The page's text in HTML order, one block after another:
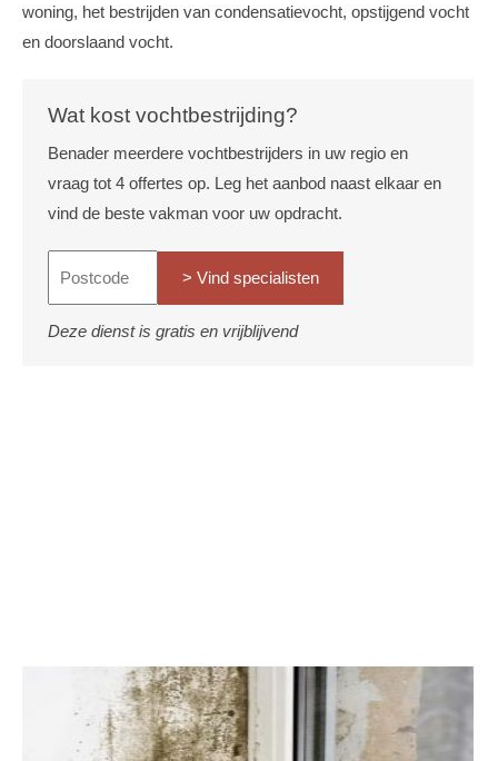
woning, het bestrijden van condensatievocht, opstijgend vocht
en doorslaand vocht.
Wat kost vochtbestrijding?
Benader meerdere vochtbestrijders in uw regio en
vraag tot 4 offertes op. Leg het aanbod naast elkaar en
vind de beste vakman voor uw opdracht.
> Vind specialisten
Deze dienst is gratis en vrijblijvend